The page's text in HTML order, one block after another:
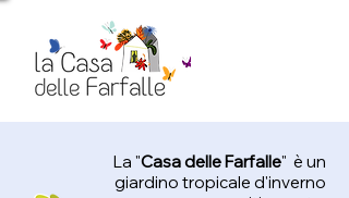
La "Casa delle Farfalle" è un
giardino tropicale d'inverno